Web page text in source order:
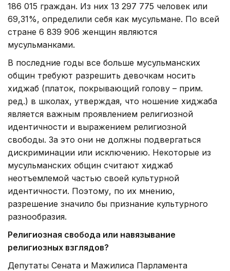
186 015 граждан. Из них 13 297 775 человек или
69,31%, определили себя как мусульмане. По всей
стране 6 839 906 женщин являются
мусульманками.
В последние годы все больше мусульманских
общин требуют разрешить девочкам носить
хиджаб (платок, покрывающий голову – прим.
ред.) в школах, утверждая, что ношение хиджаба
является важным проявлением религиозной
идентичности и выражением религиозной
свободы. За это они не должны подвергаться
дискриминации или исключению. Некоторые из
мусульманских общин считают хиджаб
неотъемлемой частью своей культурной
идентичности. Поэтому, по их мнению,
разрешение значило бы признание культурного
разнообразия.
Религиозная свобода или навязывание
религиозных взглядов?
Депутаты Сената и Мажилиса Парламента